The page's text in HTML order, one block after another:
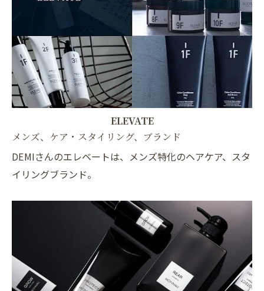
ELEVATE
メンズ、ケア・スタイリング、ブランド
DEMIさんのエレベートは、メンズ特化のヘアケア、スタ
イリングブランド。